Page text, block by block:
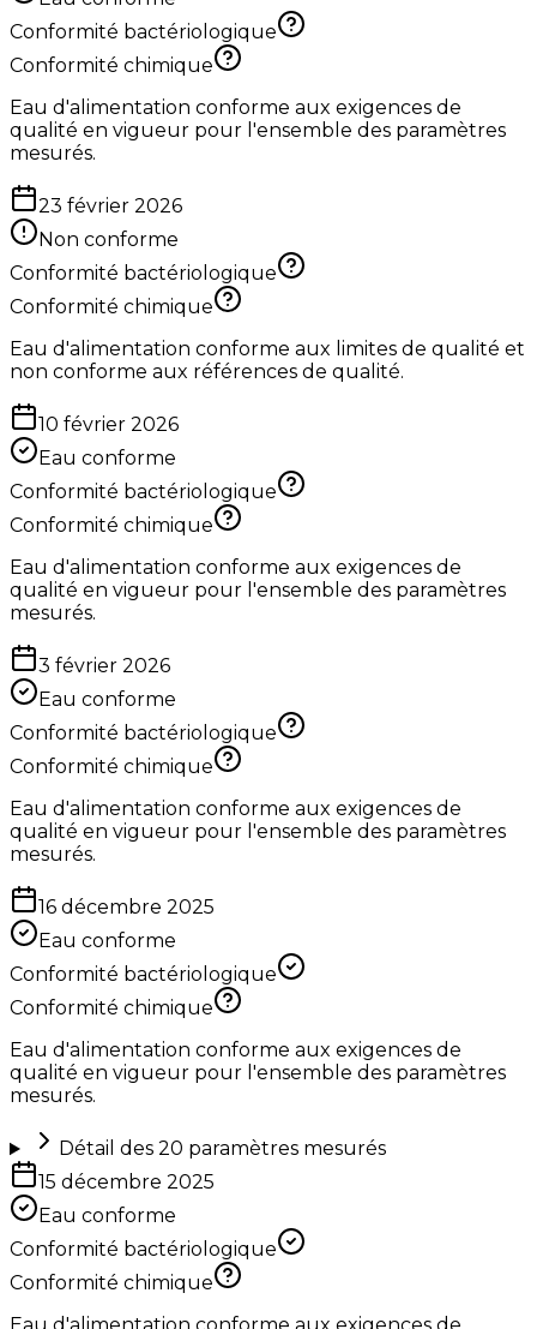
Conformité bactériologique
Conformité chimique
Eau d'alimentation conforme aux exigences de
qualité en vigueur pour l'ensemble des paramètres
mesurés.
23 février 2026
Non conforme
Conformité bactériologique
Conformité chimique
Eau d'alimentation conforme aux limites de qualité et
non conforme aux références de qualité.
10 février 2026
Eau conforme
Conformité bactériologique
Conformité chimique
Eau d'alimentation conforme aux exigences de
qualité en vigueur pour l'ensemble des paramètres
mesurés.
3 février 2026
Eau conforme
Conformité bactériologique
Conformité chimique
Eau d'alimentation conforme aux exigences de
qualité en vigueur pour l'ensemble des paramètres
mesurés.
16 décembre 2025
Eau conforme
Conformité bactériologique
Conformité chimique
Eau d'alimentation conforme aux exigences de
qualité en vigueur pour l'ensemble des paramètres
mesurés.
Détail des 20 paramètres mesurés
15 décembre 2025
Eau conforme
Conformité bactériologique
Conformité chimique